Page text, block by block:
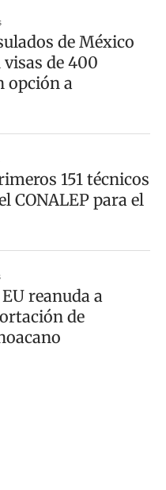
de México
visas de 400
opción a
151 técnicos
CONALEP para el
reanuda a
de